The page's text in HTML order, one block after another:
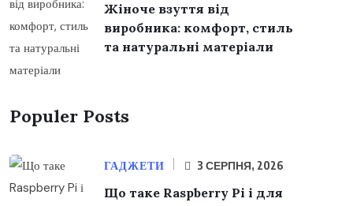
Жіноче взуття від
виробника: комфорт, стиль
та натуральні матеріали
Populer Posts
ГАДЖЕТИ 3 СЕРПНЯ, 2026
Що таке Raspberry Pi і для